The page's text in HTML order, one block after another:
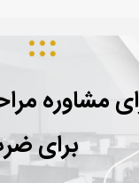
مشاوره
برای